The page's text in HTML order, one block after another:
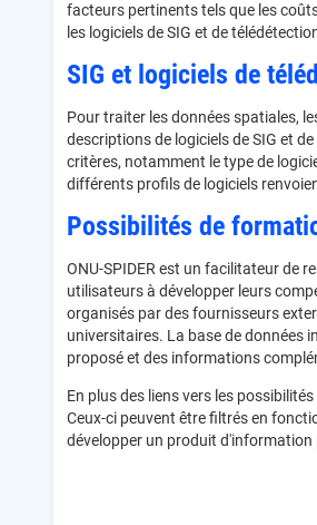
facteurs pertinents tels que les
les logiciels de SIG et de
SIG et logiciels de
Pour traiter les données spatiales,
descriptions de logiciels de SIG et
critères, notamment le type de
différents profils de logiciels
Possibilités de
ONU-SPIDER est un facilitateur de
utilisateurs à développer leurs
organisés par des fournisseurs
universitaires. La base de données
proposé et des informations
En plus des liens vers les
Ceux-ci peuvent être filtrés en
développer un produit